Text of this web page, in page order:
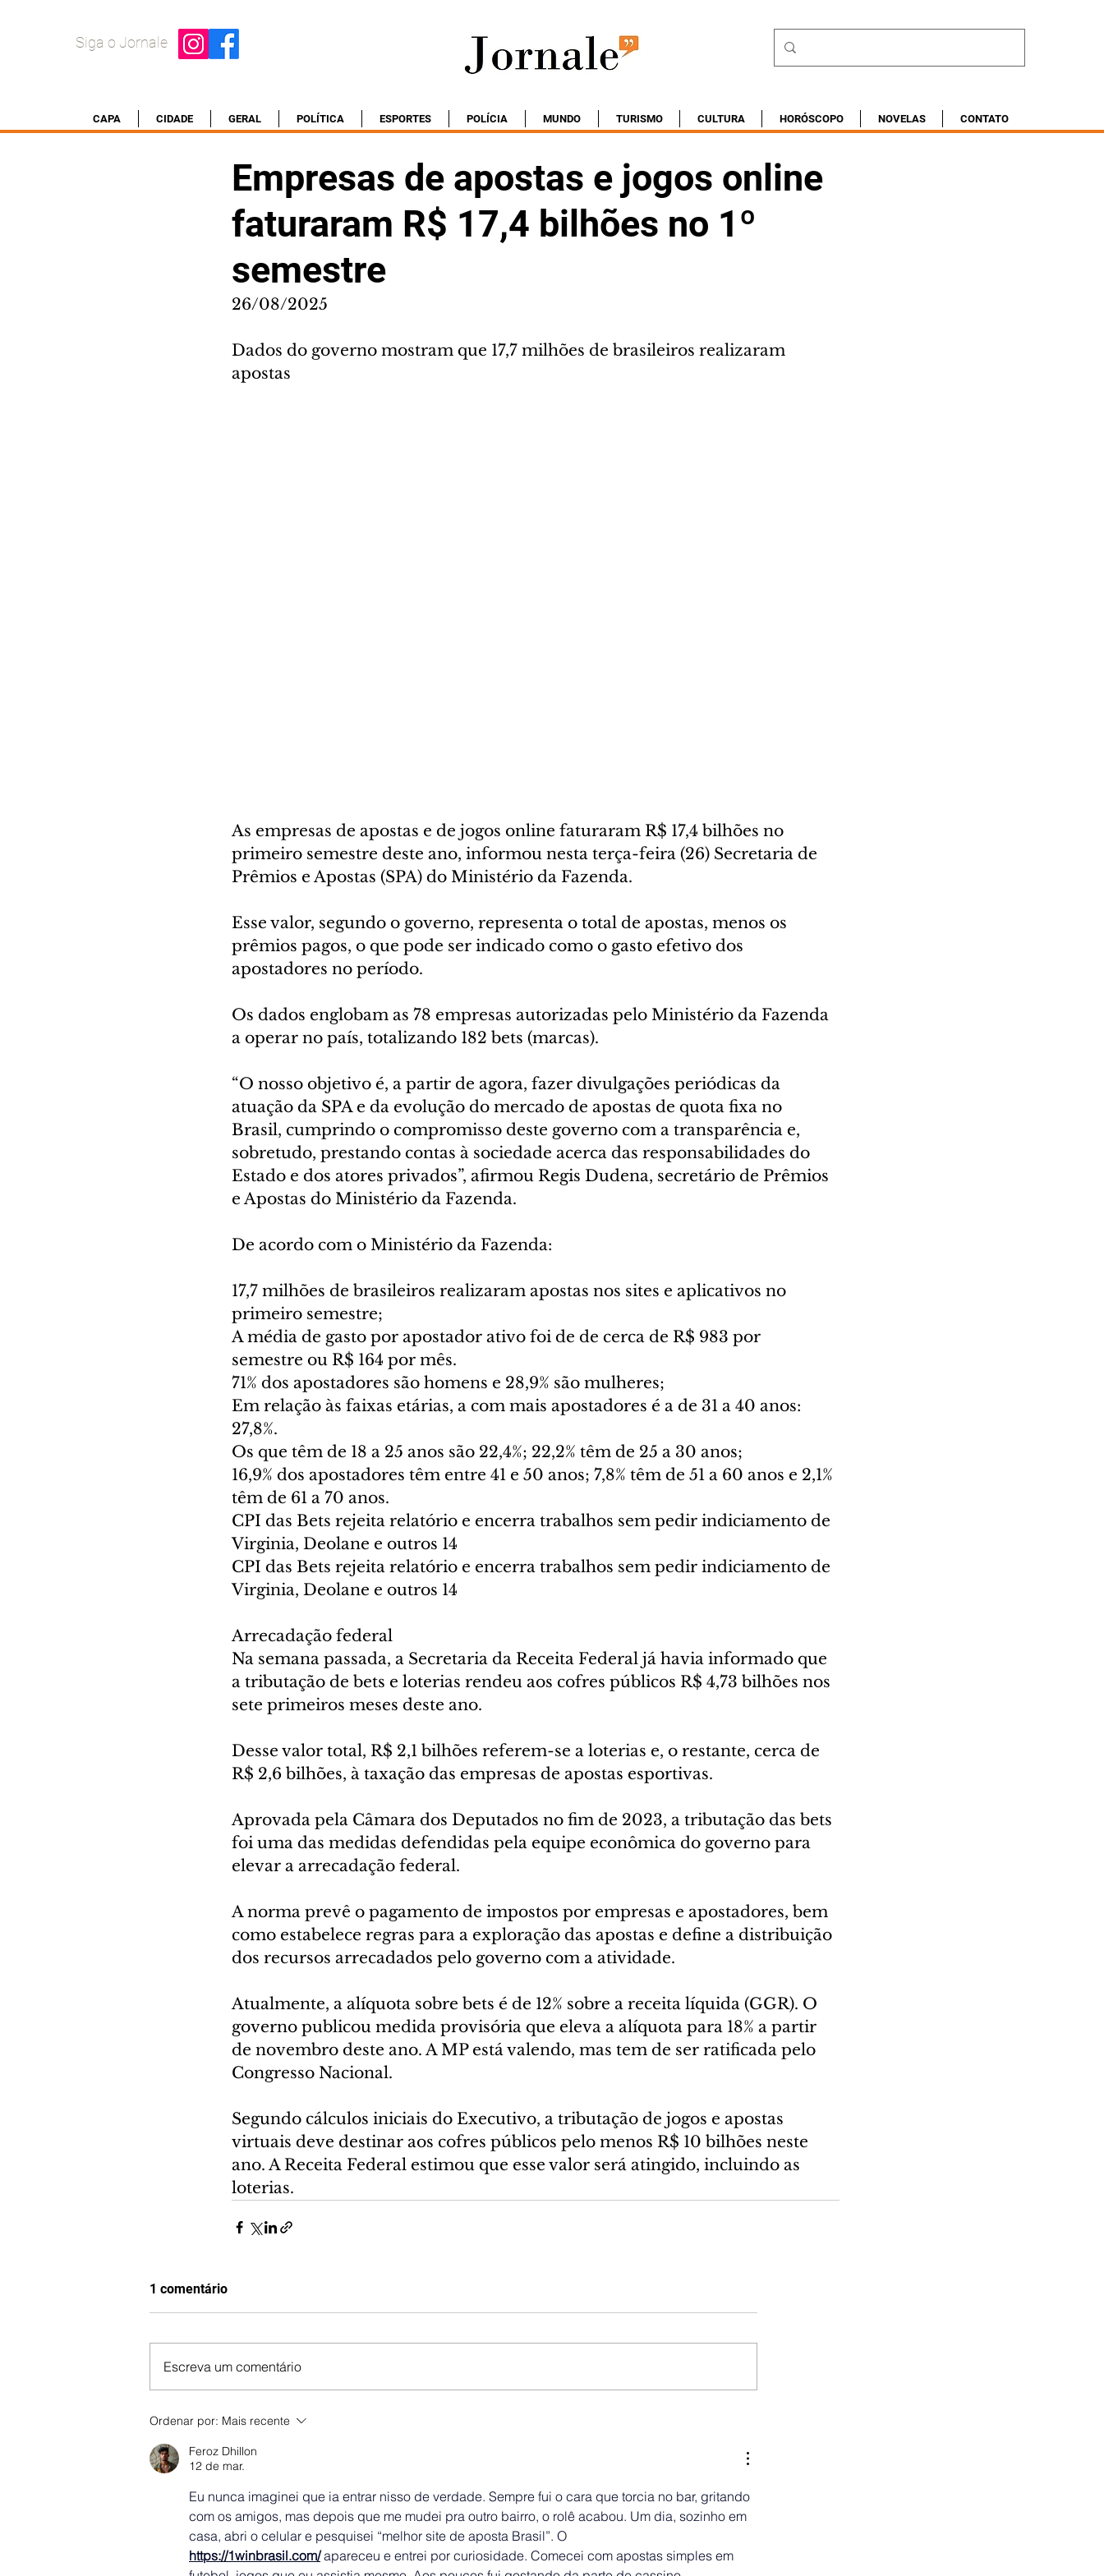
Siga o Jornale
CAPA CIDADE GERAL POLÍTICA ESPORTES POLÍCIA MUNDO TURISMO CULTURA HORÓSCOPO NOVELAS CONTATO
Empresas de apostas e jogos online
faturaram R$ 17,4 bilhões no 1º
semestre
26/08/2025
Dados do governo mostram que 17,7 milhões de brasileiros realizaram
apostas
As empresas de apostas e de jogos online faturaram R$ 17,4 bilhões no
primeiro semestre deste ano, informou nesta terça-feira (26) Secretaria de
Prêmios e Apostas (SPA) do Ministério da Fazenda.
Esse valor, segundo o governo, representa o total de apostas, menos os
prêmios pagos, o que pode ser indicado como o gasto efetivo dos
apostadores no período.
Os dados englobam as 78 empresas autorizadas pelo Ministério da Fazenda
a operar no país, totalizando 182 bets (marcas).
“O nosso objetivo é, a partir de agora, fazer divulgações periódicas da
atuação da SPA e da evolução do mercado de apostas de quota fixa no
Brasil, cumprindo o compromisso deste governo com a transparência e,
sobretudo, prestando contas à sociedade acerca das responsabilidades do
Estado e dos atores privados”, afirmou Regis Dudena, secretário de Prêmios
e Apostas do Ministério da Fazenda.
De acordo com o Ministério da Fazenda:
17,7 milhões de brasileiros realizaram apostas nos sites e aplicativos no
primeiro semestre;
A média de gasto por apostador ativo foi de de cerca de R$ 983 por
semestre ou R$ 164 por mês.
71% dos apostadores são homens e 28,9% são mulheres;
Em relação às faixas etárias, a com mais apostadores é a de 31 a 40 anos:
27,8%.
Os que têm de 18 a 25 anos são 22,4%; 22,2% têm de 25 a 30 anos;
16,9% dos apostadores têm entre 41 e 50 anos; 7,8% têm de 51 a 60 anos e 2,1%
têm de 61 a 70 anos.
CPI das Bets rejeita relatório e encerra trabalhos sem pedir indiciamento de
Virginia, Deolane e outros 14
CPI das Bets rejeita relatório e encerra trabalhos sem pedir indiciamento de
Virginia, Deolane e outros 14
Arrecadação federal
Na semana passada, a Secretaria da Receita Federal já havia informado que
a tributação de bets e loterias rendeu aos cofres públicos R$ 4,73 bilhões nos
sete primeiros meses deste ano.
Desse valor total, R$ 2,1 bilhões referem-se a loterias e, o restante, cerca de
R$ 2,6 bilhões, à taxação das empresas de apostas esportivas.
Aprovada pela Câmara dos Deputados no fim de 2023, a tributação das bets
foi uma das medidas defendidas pela equipe econômica do governo para
elevar a arrecadação federal.
A norma prevê o pagamento de impostos por empresas e apostadores, bem
como estabelece regras para a exploração das apostas e define a distribuição
dos recursos arrecadados pelo governo com a atividade.
Atualmente, a alíquota sobre bets é de 12% sobre a receita líquida (GGR). O
governo publicou medida provisória que eleva a alíquota para 18% a partir
de novembro deste ano. A MP está valendo, mas tem de ser ratificada pelo
Congresso Nacional.
Segundo cálculos iniciais do Executivo, a tributação de jogos e apostas
virtuais deve destinar aos cofres públicos pelo menos R$ 10 bilhões neste
ano. A Receita Federal estimou que esse valor será atingido, incluindo as
loterias.
1 comentário
Escreva um comentário
Ordenar por: Mais recente
Feroz Dhillon
12 de mar.
Eu nunca imaginei que ia entrar nisso de verdade. Sempre fui o cara que torcia no bar, gritando
com os amigos, mas depois que me mudei pra outro bairro, o rolê acabou. Um dia, sozinho em
casa, abri o celular e pesquisei “melhor site de aposta Brasil”. O
https://1winbrasil.com/ apareceu e entrei por curiosidade. Comecei com apostas simples em